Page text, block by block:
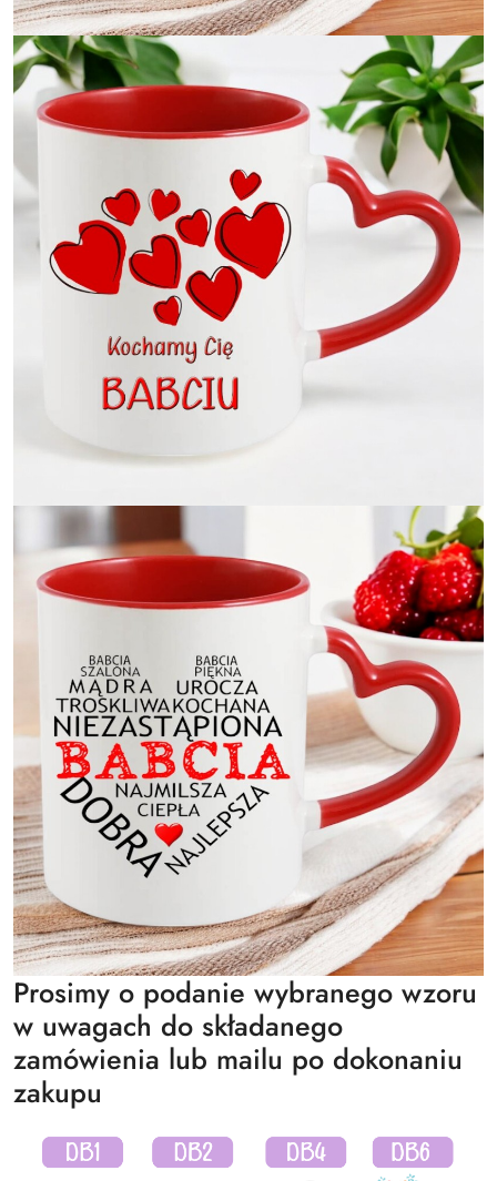
Prosimy o podanie wybranego wzoru
w uwagach do składanego
zamówienia lub mailu po dokonaniu
zakupu